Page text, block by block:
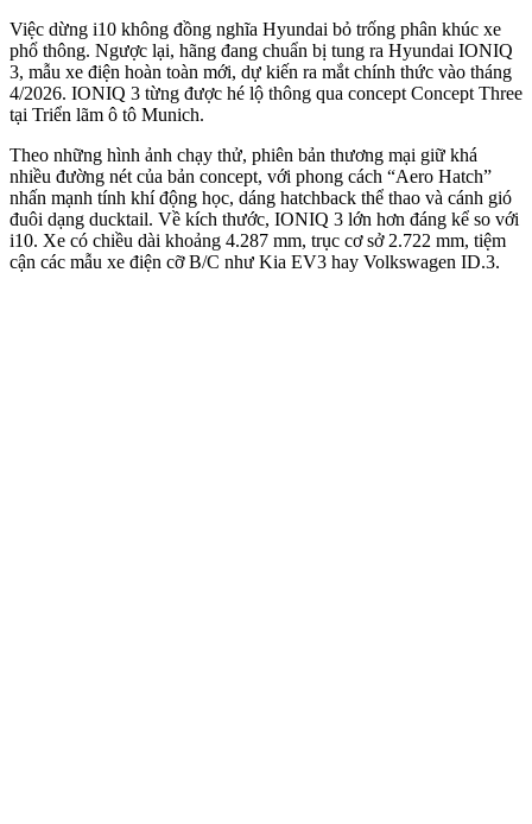
Việc dừng i10 không đồng nghĩa Hyundai bỏ trống phân khúc xe
phổ thông. Ngược lại, hãng đang chuẩn bị tung ra Hyundai IONIQ
3, mẫu xe điện hoàn toàn mới, dự kiến ra mắt chính thức vào tháng
4/2026. IONIQ 3 từng được hé lộ thông qua concept Concept Three
tại Triển lãm ô tô Munich.
Theo những hình ảnh chạy thử, phiên bản thương mại giữ khá
nhiều đường nét của bản concept, với phong cách “Aero Hatch”
nhấn mạnh tính khí động học, dáng hatchback thể thao và cánh gió
đuôi dạng ducktail. Về kích thước, IONIQ 3 lớn hơn đáng kể so với
i10. Xe có chiều dài khoảng 4.287 mm, trục cơ sở 2.722 mm, tiệm
cận các mẫu xe điện cỡ B/C như Kia EV3 hay Volkswagen ID.3.